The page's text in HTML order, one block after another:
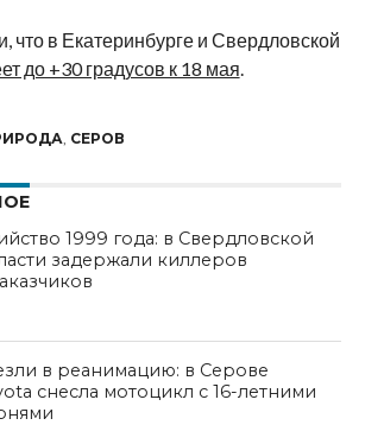
что в Екатеринбурге и Свердловской
до +30 градусов к 18 мая
СЕРОВ
1999 года: в Свердловской
задержали киллеров
в реанимацию: в Серове
снесла мотоцикл с 16-летними